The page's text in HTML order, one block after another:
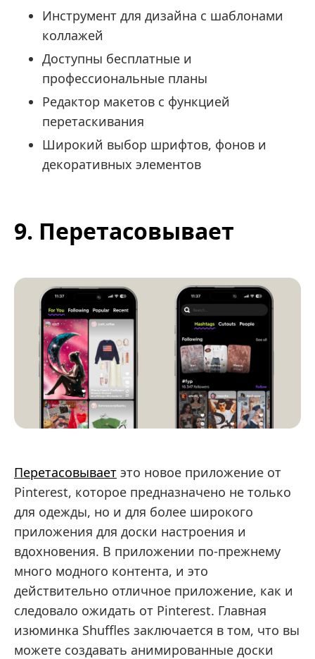
Инструмент для дизайна с шаблонами
коллажей
Доступны бесплатные и
профессиональные планы
Редактор макетов с функцией
перетаскивания
Широкий выбор шрифтов, фонов и
декоративных элементов
9. Перетасовывает
Перетасовывает это новое приложение от
Pinterest, которое предназначено не только
для одежды, но и для более широкого
приложения для доски настроения и
вдохновения. В приложении по-прежнему
много модного контента, и это
действительно отличное приложение, как и
следовало ожидать от Pinterest. Главная
изюминка Shuffles заключается в том, что вы
можете создавать анимированные доски